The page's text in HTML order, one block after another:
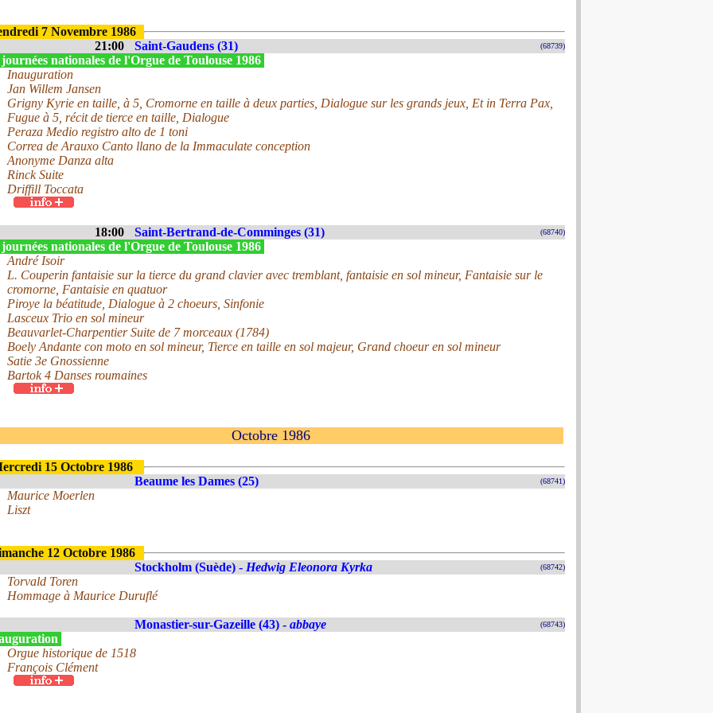
7 Novembre 1986
21:00
Saint-Gaudens (31) (68739)
journées nationales de l'Orgue de Toulouse 1986
Inauguration
Jan Willem Jansen
Grigny Kyrie en taille, à 5, Cromorne en taille à deux parties, Dialogue sur les grands jeux, Et in Terra Pax,
Fugue à 5, récit de tierce en taille, Dialogue
Peraza Medio registro alto de 1 toni
Correa de Arauxo Canto llano de la Immaculate conception
Anonyme Danza alta
Rinck Suite
Driffill Toccata
18:00 Saint-Bertrand-de-Comminges (31) (68740)
journées nationales de l'Orgue de Toulouse 1986
André Isoir
L. Couperin fantaisie sur la tierce du grand clavier avec tremblant, fantaisie en sol mineur, Fantaisie sur le
cromorne, Fantaisie en quatuor
Piroye la béatitude, Dialogue à 2 choeurs, Sinfonie
Lasceux Trio en sol mineur
Beauvarlet-Charpentier Suite de 7 morceaux (1784)
Boely Andante con moto en sol mineur, Tierce en taille en sol majeur, Grand choeur en sol mineur
Satie 3e Gnossienne
Bartok 4 Danses roumaines
Octobre 1986
15 Octobre 1986
Beaume les Dames (25)
(68741)
Maurice Moerlen
Liszt
12 Octobre 1986
Stockholm (Suède) - Hedwig Eleonora Kyrka (68742)
Torvald Toren
Hommage à Maurice Duruflé
Monastier-sur-Gazeille (43) - abbaye (68743)
Orgue historique de 1518
François Clément